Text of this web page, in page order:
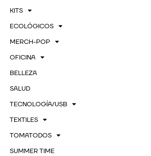
KITS
ECOLÓGICOS
MERCH-POP
OFICINA
BELLEZA
SALUD
TECNOLOGÍA/USB
TEXTILES
TOMATODOS
SUMMER TIME